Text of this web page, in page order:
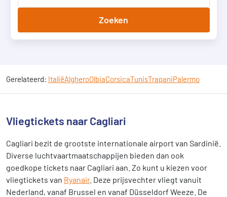
Zoeken
Gerelateerd: ItaliëAlgheroOlbiaCorsicaTunisTrapaniPalermo
Vliegtickets naar Cagliari
Cagliari bezit de grootste internationale airport van Sardinië.
Diverse luchtvaartmaatschappijen bieden dan ook
goedkope tickets naar Cagliari aan. Zo kunt u kiezen voor
vliegtickets van Ryanair. Deze prijsvechter vliegt vanuit
Nederland, vanaf Brussel en vanaf Düsseldorf Weeze. De